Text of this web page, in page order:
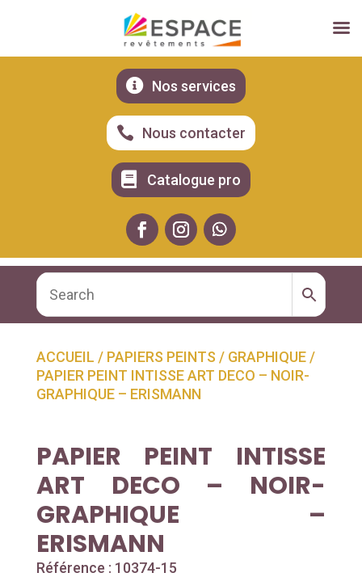
 Nos services
 Nous contacter
 Catalogue pro
ACCUEIL / PAPIERS PEINTS / GRAPHIQUE/
PAPIER PEINT INTISSE ART DECO – NOIR-
GRAPHIQUE – ERISMANN
PAPIER PEINT INTISSE
ART DECO – NOIR-
GRAPHIQUE –
ERISMANN
Référence : 10374-15